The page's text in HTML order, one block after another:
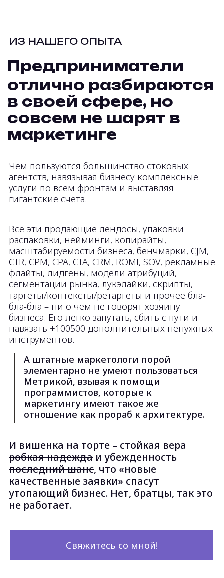
А штатные маркетологи порой
элементарно не умеют пользоваться
программистов, которые к
маркетингу имеют такое же
отношение как прораб к архитектуре.
И вишенка на торте – стойкая вера
робкая надеждаи убежденность
последний шанс, что «новые
качественные заявки» спасут
утопающий бизнес. Нет, братцы, так это
не работает.
Свяжитесь со мной!
Дэвид Огилви
А ЧТО РАБОТАЕТ?
воды,
и приторно-
хвастаемся кейсами. Потому что
работаем с каждым клиентом по-разному. То,
что подошло крупному хлебокомбинату,
Здесь не
попкорна, воды,
Капитана
Очевидность и
приторно-ванильного
вдохновения.